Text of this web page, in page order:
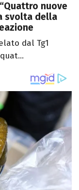
nuove
svolta della
dal Tg1